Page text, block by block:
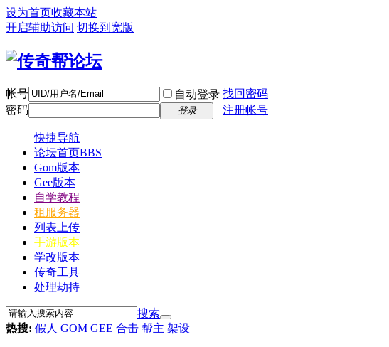
设为首页收藏本站
开启辅助访问 切换到宽版
帐号 自动登录 找回密码
密码
登录 注册帐号
快捷导航
论坛首页BBS
Gom版本
Gee版本
自学教程
租服务器
列表上传
手游版本
学改版本
传奇工具
处理劫持
搜索
热搜: 假人 GOM GEE 合击 帮主 架设